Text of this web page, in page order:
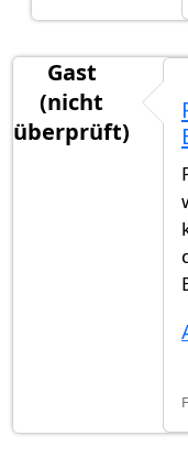
Gast
(nicht
überprüft)